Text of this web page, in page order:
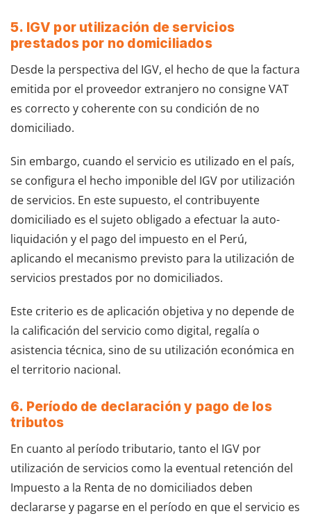
5. IGV por utilización de servicios
prestados por no domiciliados
Desde la perspectiva del IGV, el hecho de que la factura
emitida por el proveedor extranjero no consigne VAT
es correcto y coherente con su condición de no
domiciliado.
Sin embargo, cuando el servicio es utilizado en el país,
se configura el hecho imponible del IGV por utilización
de servicios. En este supuesto, el contribuyente
domiciliado es el sujeto obligado a efectuar la auto-
liquidación y el pago del impuesto en el Perú,
aplicando el mecanismo previsto para la utilización de
servicios prestados por no domiciliados.
Este criterio es de aplicación objetiva y no depende de
la calificación del servicio como digital, regalía o
asistencia técnica, sino de su utilización económica en
el territorio nacional.
6. Período de declaración y pago de los
tributos
En cuanto al período tributario, tanto el IGV por
utilización de servicios como la eventual retención del
Impuesto a la Renta de no domiciliados deben
declararse y pagarse en el período en que el servicio es